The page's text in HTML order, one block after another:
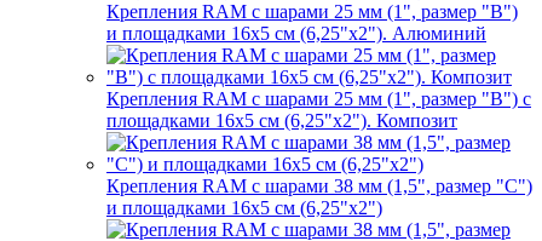
Крепления RAM с шарами 25 мм (1", размер "B")
и площадками 16х5 см (6,25"х2"). Алюминий
Крепления RAM с шарами 25 мм (1", размер "B") с
площадками 16х5 см (6,25"х2"). Композит
Крепления RAM с шарами 38 мм (1,5", размер "C")
и площадками 16х5 см (6,25"х2")